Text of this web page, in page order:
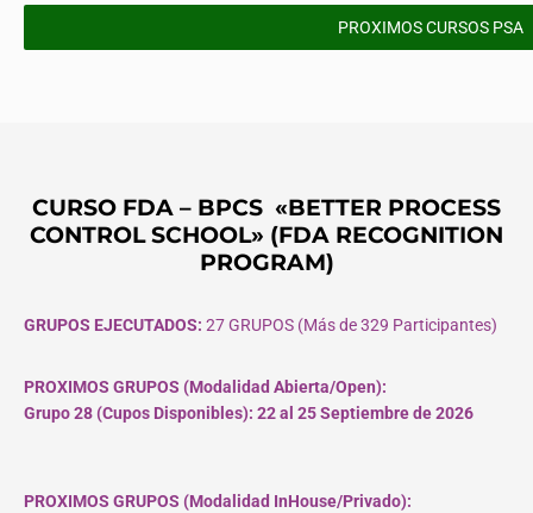
PROXIMOS CURSOS PSA
CURSO FDA – BPCS «BETTER PROCESS
CONTROL SCHOOL» (FDA RECOGNITION
PROGRAM)
GRUPOS EJECUTADOS: 27 GRUPOS (Más de 329 Participantes)
PROXIMOS GRUPOS (Modalidad Abierta/Open):
Grupo 28 (Cupos Disponibles): 22 al 25 Septiembre de 2026
PROXIMOS GRUPOS (Modalidad InHouse/Privado):